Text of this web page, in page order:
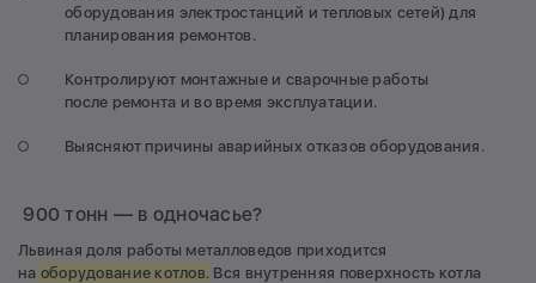
оборудования электростанций и тепловых сетей) для
планирования ремонтов.
Контролируют монтажные и сварочные работы
после ремонта и во время эксплуатации.
Выясняют причины аварийных отказов оборудования.
900 тонн — в одночасье?
Львиная доля работы металловедов приходится
на оборудование котлов. Вся внутренняя поверхность котла